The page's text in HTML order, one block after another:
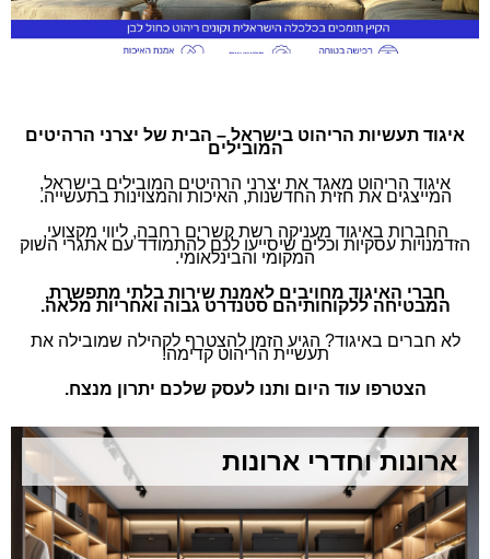
איגוד תעשיות הריהוט בישראל – הבית של יצרני הרהיטים
המובילים
איגוד הריהוט מאגד את יצרני הרהיטים המובילים בישראל,
המייצגים את חזית החדשנות, האיכות והמצוינות בתעשייה.
החברות באיגוד מעניקה רשת קשרים רחבה, ליווי מקצועי,
הזדמנויות עסקיות וכלים שיסייעו לכם להתמודד עם אתגרי השוק
המקומי והבינלאומי.
חברי האיגוד מחויבים לאמנת שירות בלתי מתפשרת,
המבטיחה ללקוחותיהם סטנדרט גבוה ואחריות מלאה.
לא חברים באיגוד? הגיע הזמן להצטרף לקהילה שמובילה את
תעשיית הריהוט קדימה!
הצטרפו עוד היום ותנו לעסק שלכם יתרון מנצח.
ארונות וחדרי ארונות